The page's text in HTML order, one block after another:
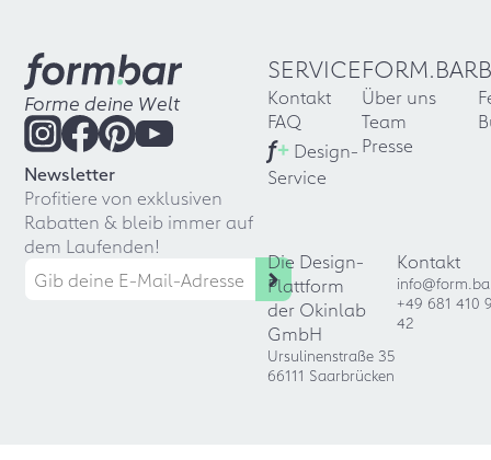
Forme deine Welt
Newsletter
Profitiere von exklusiven
Rabatten & bleib immer auf
dem Laufenden!
SERVICE
Kontakt
FAQ
f+ Design-
Service
FORM.BAR
Über uns
Team
Presse
Die Design-
Plattform
der Okinlab
GmbH
Ursulinenstraße 35
66111 Saarbrücken
Kontakt
+49 681 410
42